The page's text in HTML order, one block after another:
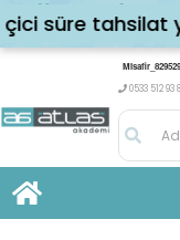
süre tahsilat
0533 512 93